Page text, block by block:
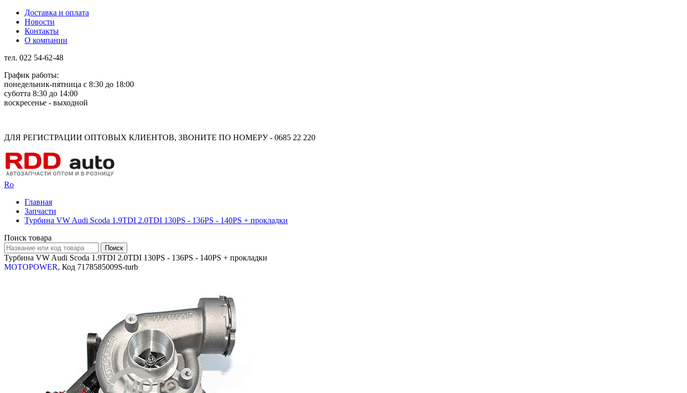
Доставка и оплата
Новости
Контакты
О компании
тел. 022 54-62-48
График работы:
понедельник-пятница с 8:30 до 18:00
суботта 8:30 до 14:00
воскресенье - выходной
ДЛЯ РЕГИСТРАЦИИ ОПТОВЫХ КЛИЕНТОВ, ЗВОНИТЕ ПО НОМЕРУ - 0685 22 220
Ro
Главная
Запчасти
Турбина VW Audi Scoda 1.9TDI 2.0TDI 130PS - 136PS - 140PS + прокладки
Поиск товара
Турбина VW Audi Scoda 1.9TDI 2.0TDI 130PS - 136PS - 140PS + прокладки
MOTOPOWER, Код 7178585009S-turb